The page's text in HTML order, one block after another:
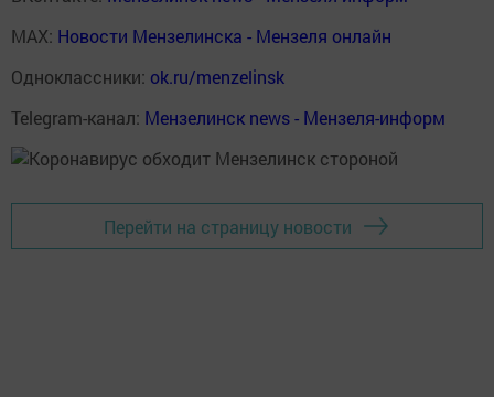
MAX: Новости Мензелинска - Мензеля онлайн
Одноклассники: ok.ru/menzelinsk
Telegram-канал: Мензелинск news - Мензеля-информ
Перейти на страницу новости